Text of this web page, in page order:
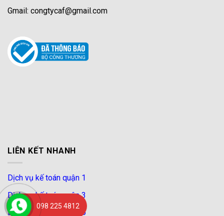
Gmail: congtycaf@gmail.com
LIÊN KẾT NHANH
Dịch vụ kế toán quận 1
Dịch vụ kế toán quận 3
Dịch vụ kế toán quận 5
098 225 4812